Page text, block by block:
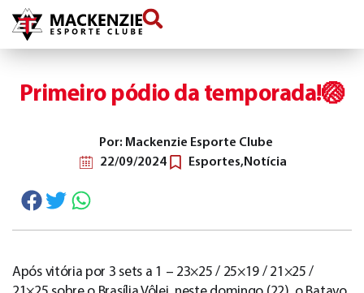
conteúdo
Primeiro pódio da temporada!🏐
Por: Mackenzie Esporte Clube
22/09/2024
Esportes, Notícia
Após vitória por 3 sets a 1 – 23×25 / 25×19 / 21×25 /